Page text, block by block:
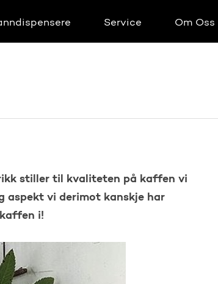
Service Om Oss
stiller til kvaliteten på kaffen vi
aspekt vi derimot kanskje har
i!